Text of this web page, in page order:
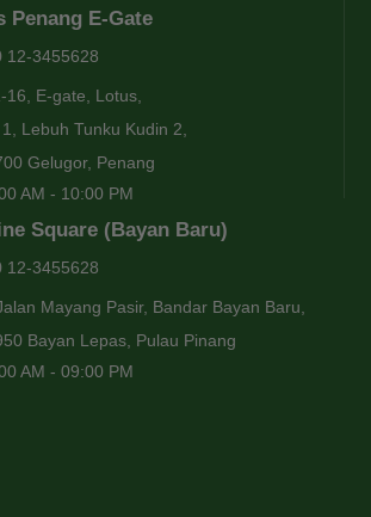
Penang E-Gate
12-3455628
16, E-gate, Lotus,
Lebuh Tunku Kudin 2,
Gelugor, Penang
AM - 10:00 PM
Square (Bayan Baru)
12-3455628
Mayang Pasir, Bandar Bayan Baru,
Bayan Lepas, Pulau Pinang
AM - 09:00 PM